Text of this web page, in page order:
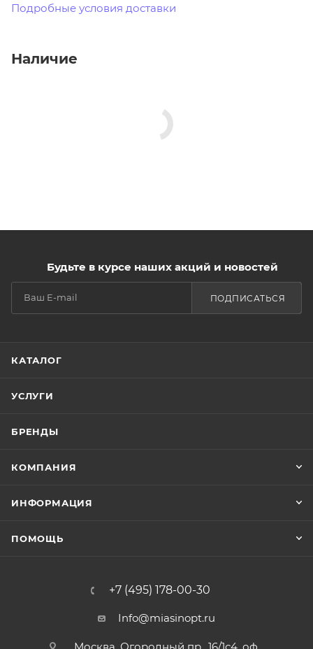
Подробные условия доставки
Наличие
Будьте в курсе наших акций и новостей
ПОДПИСАТЬСЯ
КАТАЛОГ
УСЛУГИ
БРЕНДЫ
КОМПАНИЯ
ИНФОРМАЦИЯ
ПОМОЩЬ
+7 (495) 178-00-30
Info@miasinopt.ru